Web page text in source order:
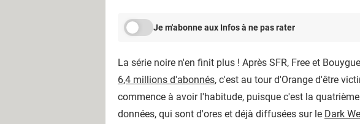
Je m'abonne aux Infos à ne pas rater
La série noire n'en finit plus ! Après SFR, Free et
6,4 millions d'abonnés, c'est au tour d'Orange d'être
commence à avoir l'habitude, puisque c'est la
données, qui sont d'ores et déjà diffusées sur le Dark